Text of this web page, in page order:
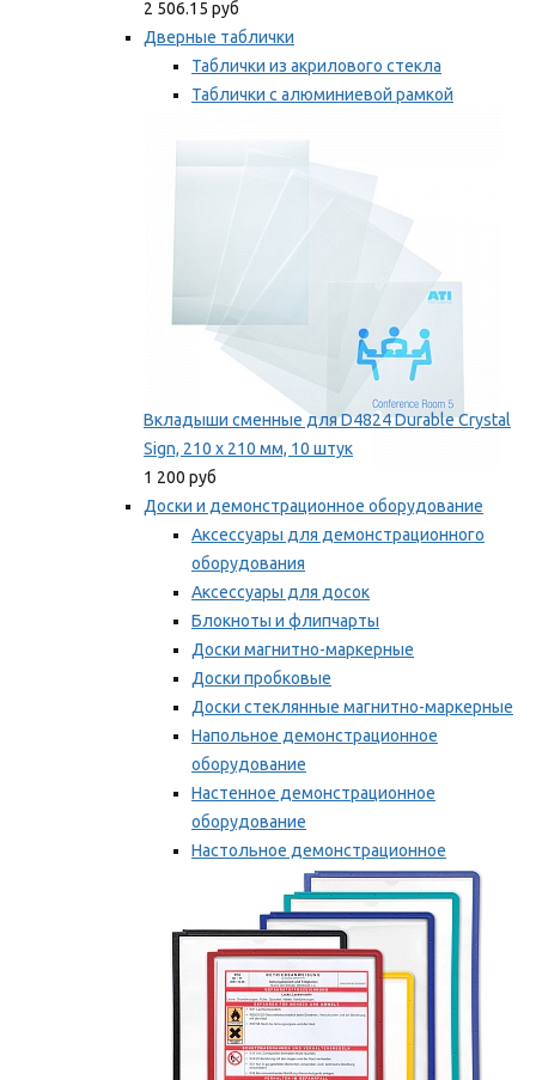
2 506.15 руб
Дверные таблички
Таблички из акрилового стекла
Таблички с алюминиевой рамкой
Вкладыши сменные для D4824 Durable Crystal
Sign, 210 x 210 мм, 10 штук
1 200 руб
Доски и демонстрационное оборудование
Аксессуары для демонстрационного
оборудования
Аксессуары для досок
Блокноты и флипчарты
Доски магнитно-маркерные
Доски пробковые
Доски стеклянные магнитно-маркерные
Напольное демонстрационное
оборудование
Настенное демонстрационное
оборудование
Настольное демонстрационное
оборудование
Мы рекомендуем